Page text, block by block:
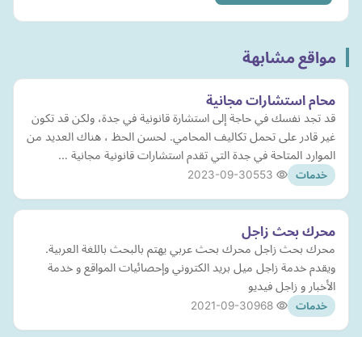
مواقع مشابهة
محام استشارات مجانية
قد تجد نفسك في حاجة إلى استشارة قانونية في جدة، ولكن قد تكون
غير قادر على تحمل تكاليف المحامي. لحسن الحظ ، هناك العديد من
الموارد المتاحة في جدة التي تقدم استشارات قانونية مجانية …
خدمات 2023-09-30
محرك بحث زاجل
محرك بحث زاجل محرك بحث عربي يهتم بالبحث باللغة العربية.
ويقدم خدمة زاجل ميل بريد الكتروني وإحصائيات المواقع و خدمة
الأخبار و زاجل فيديو
خدمات 2021-09-30